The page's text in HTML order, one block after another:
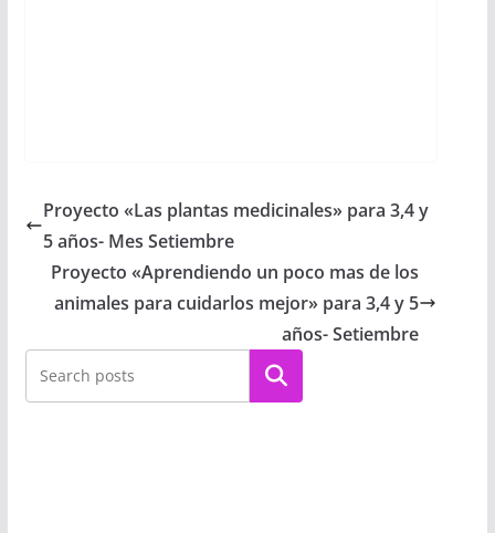
Proyecto «Las plantas medicinales» para 3,4 y
5 años- Mes Setiembre
Proyecto «Aprendiendo un poco mas de los
animales para cuidarlos mejor» para 3,4 y 5
años- Setiembre
Buscar